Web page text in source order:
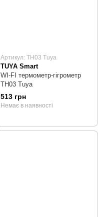
Артикул: TH03 Tuya
TUYA Smart
WI-FI термометр-гігрометр
TH03 Tuya
513 грн
Немає в наявності